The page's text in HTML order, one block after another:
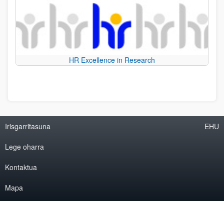
HR Excellence in Research
Irisgarritasuna
Lege oharra
Kontaktua
Mapa
EHU